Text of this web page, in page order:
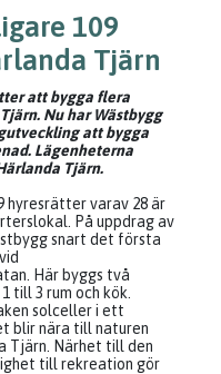
109
Tjärn
att bygga flera
Nu har Wästbygg
att bygga
Lägenheterna
Tjärn.
hyresrätter varav 28 är
På uppdrag av
snart det första
Här byggs två
till 3 rum och kök.
solceller i ett
blir nära till naturen
Tjärn. Närhet till den
till rekreation gör